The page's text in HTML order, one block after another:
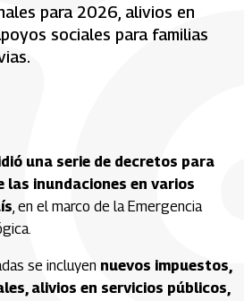
para 2026, alivios en
sociales para familias
una serie de decretos para
inundaciones en varios
, en el marco de la Emergencia
se incluyen nuevos impuestos,
alivios en servicios públicos,